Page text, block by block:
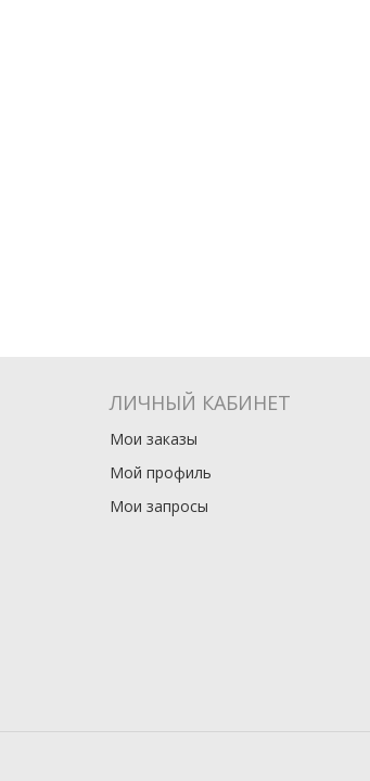
ЛИЧНЫЙ КАБИНЕТ
Мои заказы
Мой профиль
Мои запросы